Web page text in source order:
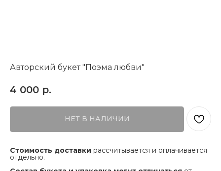
Авторский букет "Поэма любви"
4 000 р.
НЕТ В НАЛИЧИИ
Cтоимость доставки рассчитывается и оплачивается
отдельно.